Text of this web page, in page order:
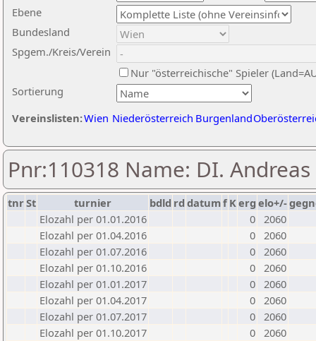
Ebene
Sortierung
Bundesland
Spgem./Kreis/Verein
Nur "österreichische" Spieler
Vereinslisten:Wien Niederösterreich Burgenland
Pnr:110318 Name: DI.
tnrSt turnier bdld rd datumf Kerg elo+/-
Elozahl per 01.01.2016
0 2060
Elozahl per 01.04.2016
0 2060
Elozahl per 01.07.2016
0 2060
Elozahl per 01.10.2016
0 2060
Elozahl per 01.01.2017
0 2060
Elozahl per 01.04.2017
0 2060
Elozahl per 01.07.2017
0 2060
Elozahl per 01.10.2017
0 2060